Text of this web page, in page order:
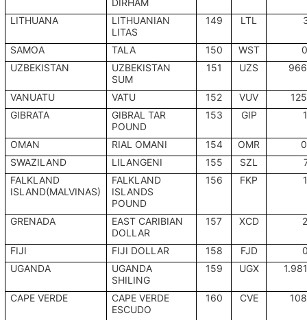
DIRHAM
LITHUANA
LITHUANIAN
LITAS
149 LTL
SAMOA TALA 150 WST
UZBEKISTAN
UZBEKISTAN
SUM
151 UZS
VANUATU VATU 152 VUV
GIBRATA
GIBRAL TAR
POUND
153 GIP
OMAN RIAL OMANI 154 OMR
SWAZILAND
LILANGENI 155 SZL
FALKLAND
ISLAND(MALVINAS)
FALKLAND
ISLANDS
POUND
156 FKP
GRENADA
EAST CARIBIAN
DOLLAR
157 XCD
FIJI FIJI DOLLAR 158 FJD
UGANDA
UGANDA
SHILING
159 UGX
CAPE VERDE
CAPE VERDE
ESCUDO
160 CVE